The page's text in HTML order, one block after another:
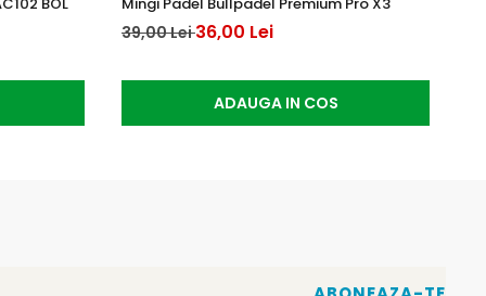
39,00 Lei36,00 Lei
ADAUGA IN COS